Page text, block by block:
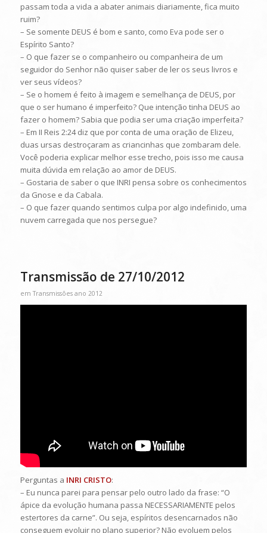
passam toda a vida a abater animais diariamente, fica muito
ruim?
– Se somente DEUS é bom e santo, como Eva pode ser o
Espírito Santo?
– O que fazer se o companheiro ou companheira de um
seguidor do Senhor não quiser saber de ler os seus livros e
ver seus vídeos?
– Se o homem é feito à imagem e semelhança de DEUS, por
que o ser humano é imperfeito? Que intenção tinha DEUS ao
fazer o homem? Sabia que podia ser uma criação imperfeita?
– Em II Reis 2:24 diz que por conta de uma oração de Elizeu,
duas ursas destroçaram as criancinhas que zombaram dele.
Você poderia explicar melhor esse trecho, pois isso me causa
muita dúvida em relação ao amor de DEUS.
– Gostaria de saber o que INRI pensa sobre os conhecimentos
da Gnose e da Cabala.
– O que fazer quando sentimos culpa por algo indefinido, uma
nuvem carregada que nos persegue?
Transmissão de 27/10/2012
emTransmissões ano 2012
Perguntas a INRI CRISTO:
– Eu nunca parei para pensar pelo outro lado da frase: “O
ápice da evolução humana passa NECESSARIAMENTE pelos
estertores da carne”. Ou seja, espíritos desencarnados não
conseguem evoluir no plano superior? Não evoluem pelos